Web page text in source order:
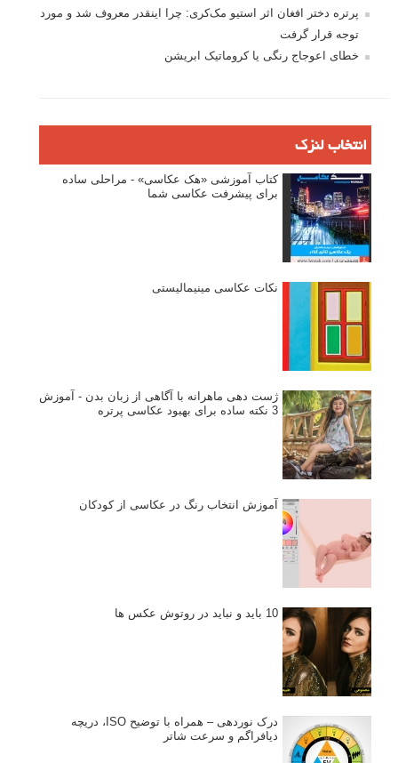
پرتره دختر افغان اثر استیو مک‌کری: چرا اینقدر معروف شد و مورد
توجه قرار گرفت
خطای اعوجاج رنگی یا کروماتیک ابریشن
انتخاب لنزک
کتاب آموزشی «هک عکاسی» - مراحلی ساده
برای پیشرفت عکاسی شما
نکات عکاسی مینیمالیستی
ژست دهی ماهرانه با آگاهی از زبان بدن - آموزش
3 نکته ساده برای بهبود عکاسی پرتره
آموزش انتخاب رنگ در عکاسی از کودکان
10 باید و نباید در روتوش عکس ها
درک نوردهی – همراه با توضیح ISO، دریچه
دیافراگم و سرعت شاتر